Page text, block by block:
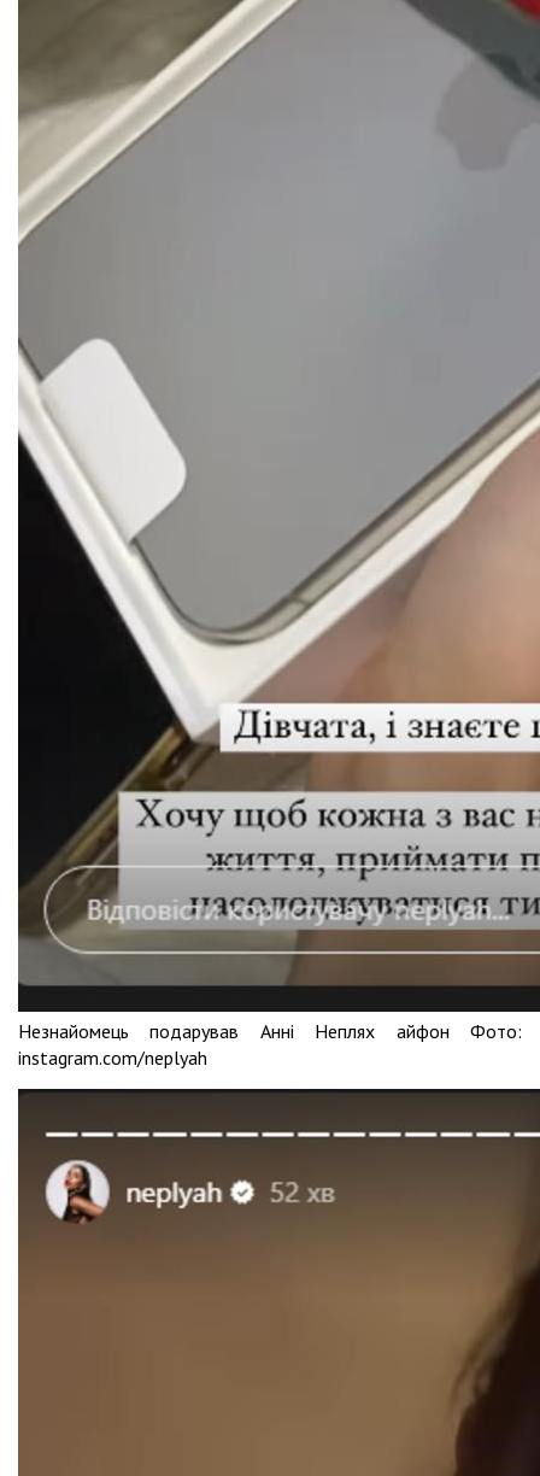
Незнайомець подарував Анні Неплях айфон Фото:
instagram.com/neplyah